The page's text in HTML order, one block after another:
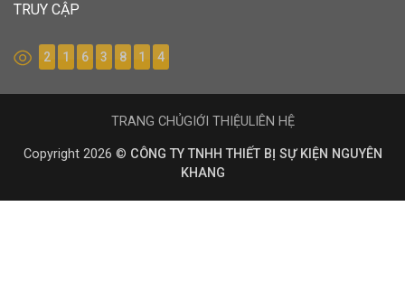
TRUY CẬP
2 1 6 3 8 1 4
Copyright 2026 © CÔNG TY TNHH THIẾT BỊ SỰ KIỆN NGUYÊN
KHANG
TRANG CHỦGIỚI THIỆULIÊN HỆ